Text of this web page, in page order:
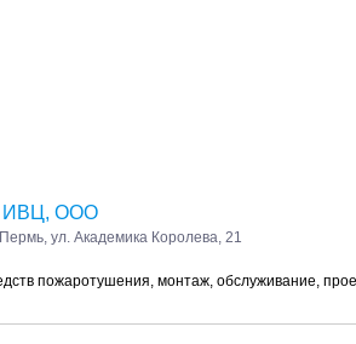
ООО
ул. Академика Королева, 21
пожаротушения, монтаж, обслуживание,